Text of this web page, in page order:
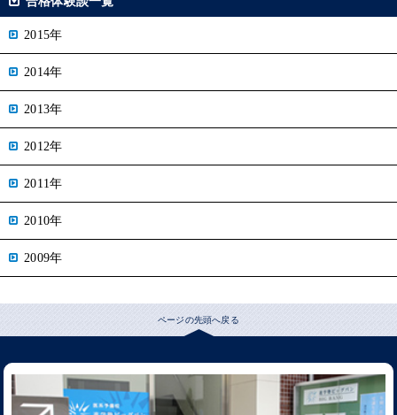
2015年
2014年
2013年
2012年
2011年
2010年
2009年
ページの先頭へ戻る